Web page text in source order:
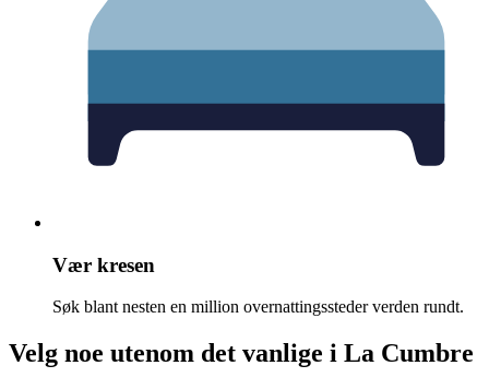
Vær kresen
Søk blant nesten en million overnattingssteder verden rundt.
Velg noe utenom det vanlige i La Cumbre